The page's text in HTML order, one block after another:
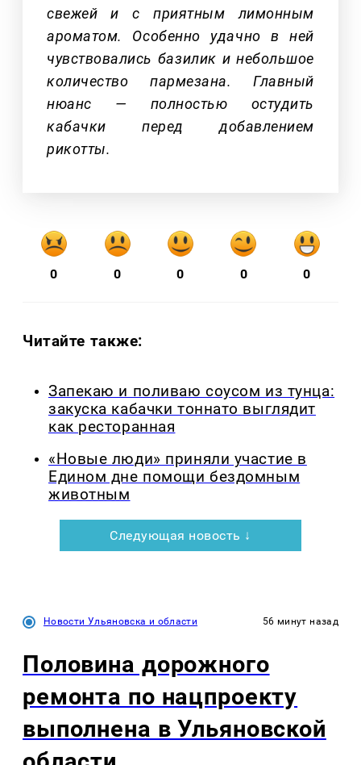
свежей и с приятным лимонным
ароматом. Особенно удачно в ней
чувствовались базилик и небольшое
количество пармезана. Главный
нюанс — полностью остудить
кабачки перед добавлением
рикотты.
0 0 0 0 0
Читайте также:
Запекаю и поливаю соусом из тунца:
закуска кабачки тоннато выглядит
как ресторанная
«Новые люди» приняли участие в
Едином дне помощи бездомным
животным
Следующая новость ↓
Новости Ульяновска и области 56 минут назад
Половина дорожного
ремонта по нацпроекту
выполнена в Ульяновской